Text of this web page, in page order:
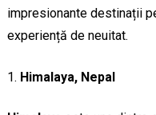
impresionante destinații
experiență de neuitat.
Himalaya, Nepal